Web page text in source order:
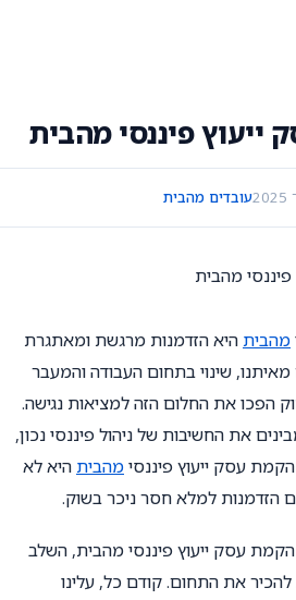
ייעוץ פיננסי מהבית
עובדים מהבית
מהבית היא הזדמנות מרגשת ומאתגרת
מאיתנו, שינוי בתחום העבודה והמעבר
הפכו את החלום הזה למציאות נגישה.
את החשיבות של ניהול פיננסי נכון,
עסק ייעוץ פיננסימהבית היא לא
הזדמנות למלא חסר ניכר בשוק.
עסק ייעוץ פיננסי מהבית, השלב
את התחום. קודם כל, עלינו